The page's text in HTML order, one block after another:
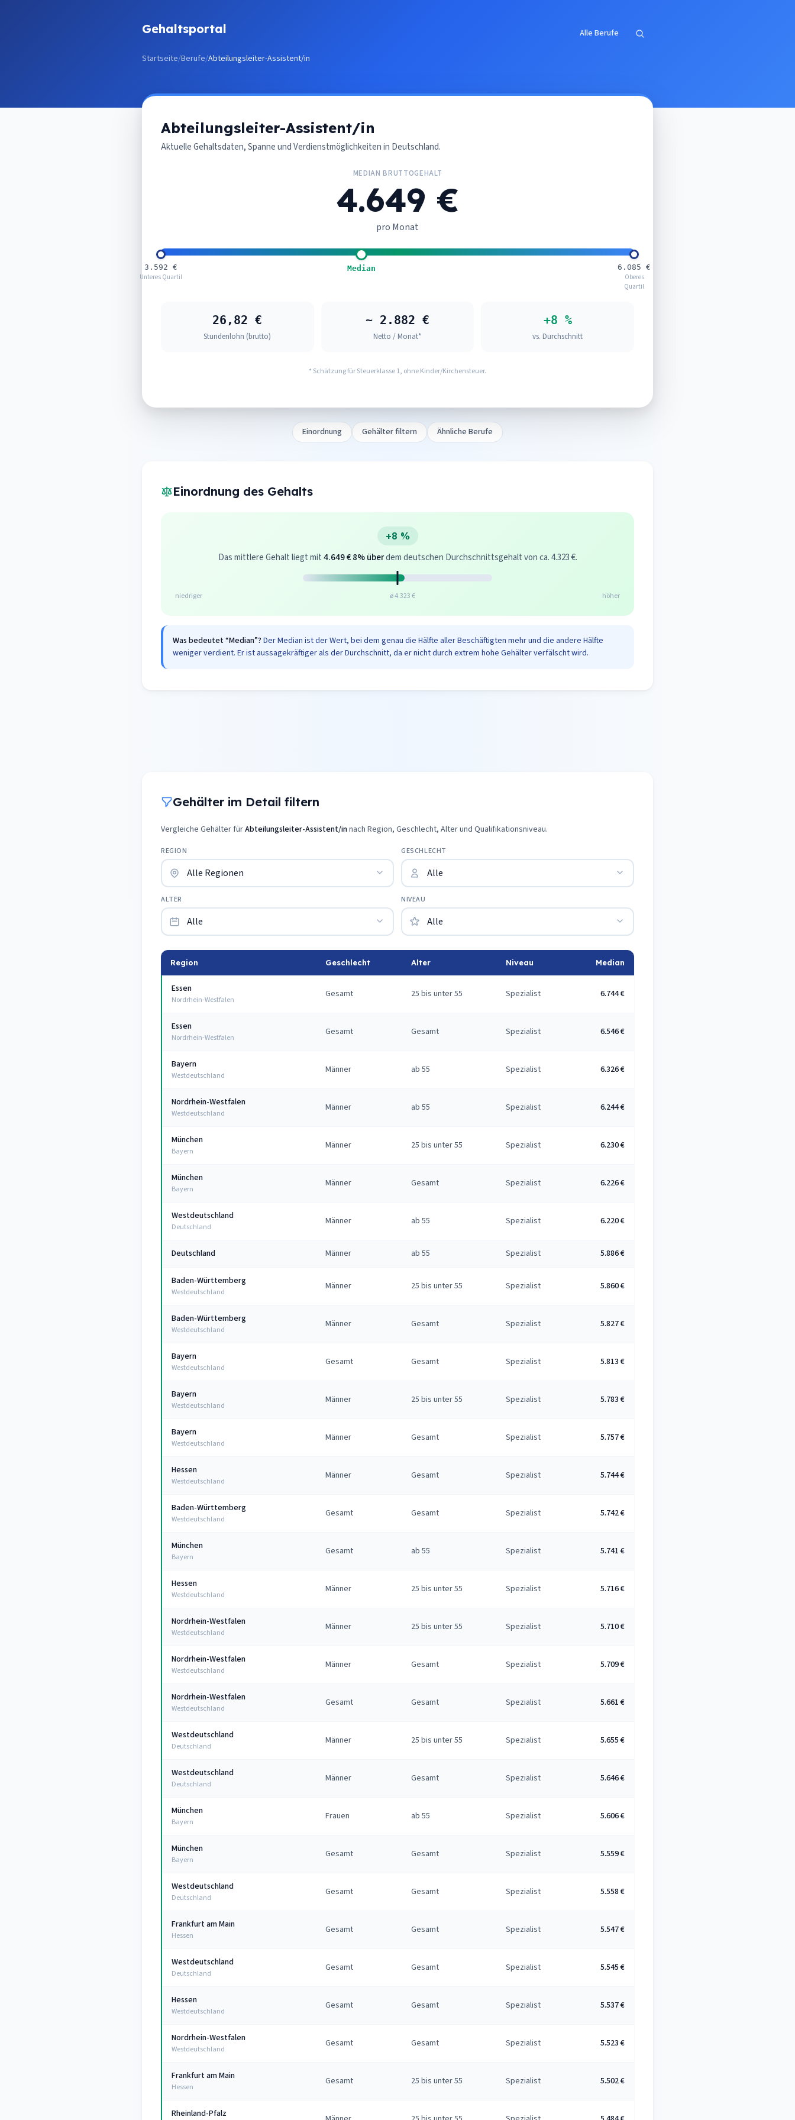
Gehaltsportal Alle Berufe
Startseite/Berufe/Abteilungsleiter-Assistent/in
Abteilungsleiter-Assistent/in
Aktuelle Gehaltsdaten, Spanne und Verdienstmöglichkeiten in Deutschland.
MEDIAN BRUTTOGEHALT
4.649 €
pro Monat
3.592 €
Unteres Quartil
Median
6.085 €
Oberes
Quartil
26,82 €
Stundenlohn (brutto)
~ 2.882 €
Netto / Monat*
+8 %
vs. Durchschnitt
* Schätzung für Steuerklasse 1, ohne Kinder/Kirchensteuer.
Einordnung Gehälter filtern Ähnliche Berufe
Einordnung des Gehalts
+8 %
Das mittlere Gehalt liegt mit4.649 € 8% überdem deutschen Durchschnittsgehalt von ca. 4.323 €.
niedriger ø 4.323 € höher
Was bedeutet “Median”? Der Median ist der Wert, bei dem genau die Hälfte aller Beschäftigten mehr und die andere Hälfte
weniger verdient. Er ist aussagekräftiger als der Durchschnitt, da er nicht durch extrem hohe Gehälter verfälscht wird.
Gehälter im Detail filtern
Vergleiche Gehälter fürAbteilungsleiter-Assistent/innach Region, Geschlecht, Alter und Qualifikationsniveau.
REGION GESCHLECHT
ALTER NIVEAU
Region Geschlecht Alter Niveau Median
Essen
Nordrhein-Westfalen
Gesamt 25 bis unter 55 Spezialist 6.744 €
Essen
Nordrhein-Westfalen
Gesamt Gesamt Spezialist 6.546 €
Bayern
Westdeutschland
Männer ab 55 Spezialist 6.326 €
Nordrhein-Westfalen
Westdeutschland
Männer ab 55 Spezialist 6.244 €
München
Bayern
Männer 25 bis unter 55 Spezialist 6.230 €
München
Bayern
Männer Gesamt Spezialist 6.226 €
Westdeutschland
Deutschland
Männer ab 55 Spezialist 6.220 €
Deutschland Männer ab 55 Spezialist 5.886 €
Baden-Württemberg
Westdeutschland
Männer 25 bis unter 55 Spezialist 5.860 €
Baden-Württemberg
Westdeutschland
Männer Gesamt Spezialist 5.827 €
Bayern
Westdeutschland
Gesamt Gesamt Spezialist 5.813 €
Bayern
Westdeutschland
Männer 25 bis unter 55 Spezialist 5.783 €
Bayern
Westdeutschland
Männer Gesamt Spezialist 5.757 €
Hessen
Westdeutschland
Männer Gesamt Spezialist 5.744 €
Baden-Württemberg
Westdeutschland
Gesamt Gesamt Spezialist 5.742 €
München
Bayern
Gesamt ab 55 Spezialist 5.741 €
Hessen
Westdeutschland
Männer 25 bis unter 55 Spezialist 5.716 €
Nordrhein-Westfalen
Westdeutschland
Männer 25 bis unter 55 Spezialist 5.710 €
Nordrhein-Westfalen
Westdeutschland
Männer Gesamt Spezialist 5.709 €
Nordrhein-Westfalen
Westdeutschland
Gesamt Gesamt Spezialist 5.661 €
Westdeutschland
Deutschland
Männer 25 bis unter 55 Spezialist 5.655 €
Westdeutschland
Deutschland
Männer Gesamt Spezialist 5.646 €
München
Bayern
Frauen ab 55 Spezialist 5.606 €
München
Bayern
Gesamt Gesamt Spezialist 5.559 €
Westdeutschland
Deutschland
Gesamt Gesamt Spezialist 5.558 €
Frankfurt am Main
Hessen
Gesamt Gesamt Spezialist 5.547 €
Westdeutschland
Deutschland
Gesamt Gesamt Spezialist 5.545 €
Hessen
Westdeutschland
Gesamt Gesamt Spezialist 5.537 €
Nordrhein-Westfalen
Westdeutschland
Gesamt Gesamt Spezialist 5.523 €
Frankfurt am Main
Hessen
Gesamt 25 bis unter 55 Spezialist 5.502 €
Rheinland-Pfalz